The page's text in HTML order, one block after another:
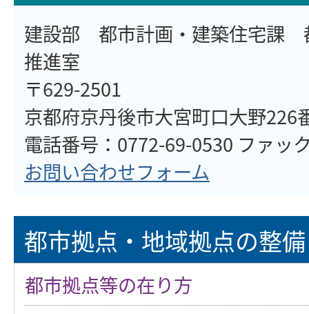
建設部 都市計画・建築住宅課
推進室
〒629-2501
京都府京丹後市大宮町口大野226
電話番号：0772-69-0530 ファッ
お問い合わせフォーム
都市拠点・地域拠点の整備
都市拠点等の在り方